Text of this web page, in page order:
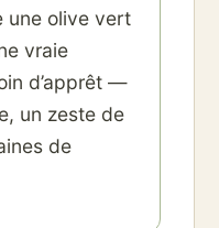
une olive vert
vraie
d’apprêt —
un zeste de
de